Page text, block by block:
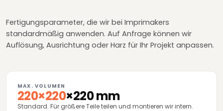
Fertigungsparameter, die wir bei Imprimakers
standardmäßig anwenden. Auf Anfrage können wir
Auflösung, Ausrichtung oder Harz für Ihr Projekt anpassen.
MAX. VOLUMEN
220×220×220 mm
Standard. Für größere Teile teilen und montieren wir intern.